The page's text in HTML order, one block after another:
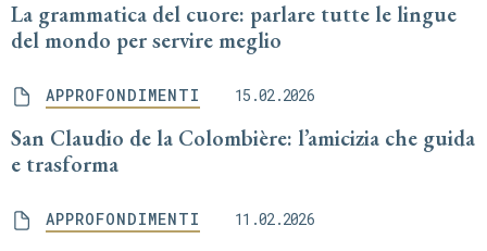
La grammatica del cuore: parlare tutte le lingue
del mondo per servire meglio
APPROFONDIMENTI 15.02.2026
San Claudio de la Colombière: l’amicizia che guida
e trasforma
APPROFONDIMENTI 11.02.2026